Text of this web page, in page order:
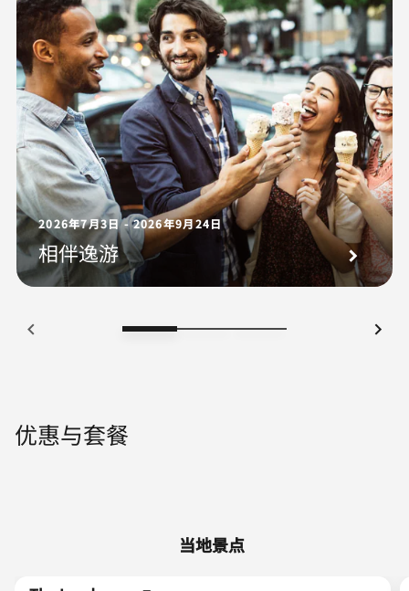
2026年7月3日 - 2026年9月24日
相伴逸游
优惠与套餐
当地景点